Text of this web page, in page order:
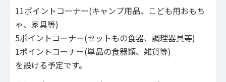
11ポイントコーナー(キャンプ用品、こども用おもち
ゃ、家具等)
5ポイントコーナー(セットもの食器、調理器具等)
1ポイントコーナー(単品の食器類、雑貨等)
を設ける予定です。